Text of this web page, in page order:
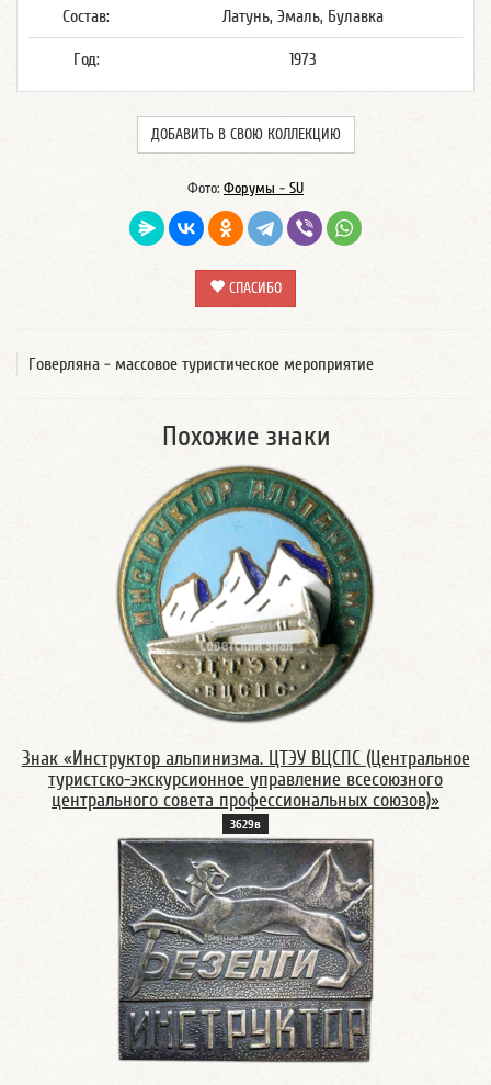
Состав: Латунь, Эмаль, Булавка
Год: 1973
ДОБАВИТЬ В СВОЮ КОЛЛЕКЦИЮ
Фото: Форумы - SU
СПАСИБО
Говерляна - массовое туристическое мероприятие
Похожие знаки
Знак «Инструктор альпинизма. ЦТЭУ ВЦСПС (Центральное
туристско-экскурсионное управление всесоюзного
центрального совета профессиональных союзов)»
3629в